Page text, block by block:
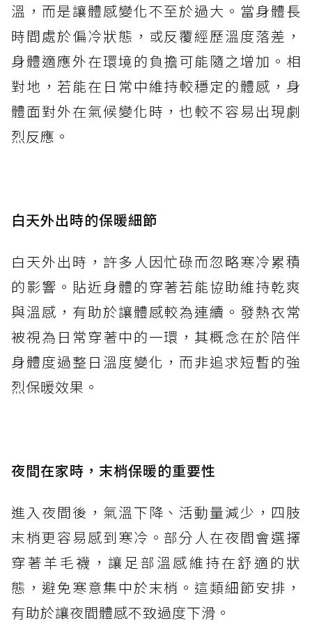
溫，而是讓體感變化不至於過大。當身體長
時間處於偏冷狀態，或反覆經歷溫度落差，
身體適應外在環境的負擔可能隨之增加。相
對地，若能在日常中維持較穩定的體感，身
體面對外在氣候變化時，也較不容易出現劇
烈反應。
白天外出時的保暖細節
白天外出時，許多人因忙碌而忽略寒冷累積
的影響。貼近身體的穿著若能協助維持乾爽
與溫感，有助於讓體感較為連續。發熱衣常
被視為日常穿著中的一環，其概念在於陪伴
身體度過整日溫度變化，而非追求短暫的強
烈保暖效果。
夜間在家時，末梢保暖的重要性
進入夜間後，氣溫下降、活動量減少，四肢
末梢更容易感到寒冷。部分人在夜間會選擇
穿著羊毛襪，讓足部溫感維持在舒適的狀
態，避免寒意集中於末梢。這類細節安排，
有助於讓夜間體感不致過度下滑。